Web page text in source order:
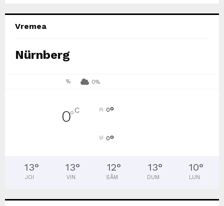
Vremea
Nürnberg
% 0%
0°C 0°
0°
13°
JOI
13°
VIN
12°
SÂM
13°
DUM
10°
LUN